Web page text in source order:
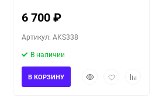
6 700₽
Артикул: AKS338
В наличии
БыстрыйДобавитьДобавить
В КОРЗИНУ